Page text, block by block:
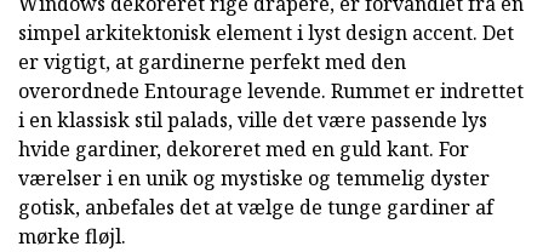
simpel arkitektonisk element i lyst design accent. Det
er vigtigt, at gardinerne perfekt med den
overordnede Entourage levende. Rummet er indrettet
i en klassisk stil palads, ville det være passende lys
hvide gardiner, dekoreret med en guld kant. For
værelser i en unik og mystiske og temmelig dyster
gotisk, anbefales det at vælge de tunge gardiner af
mørke fløjl.